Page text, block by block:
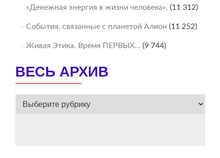
«Денежная энергия в жизни человека». (11 312)
События, связанные с планетой Алион (11 252)
Живая Этика. Время ПЕРВЫХ… (9 744)
ВЕСЬ АРХИВ
ВЕСЬ